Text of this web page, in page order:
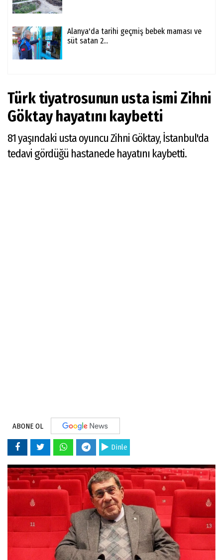
Alanya'da tarihi geçmiş bebek maması ve
süt satan 2...
Türk tiyatrosunun usta ismi Zihni
Göktay hayatını kaybetti
81 yaşındaki usta oyuncu Zihni Göktay, İstanbul'da
tedavi gördüğü hastanede hayatını kaybetti.
ABONE OL
Dinle